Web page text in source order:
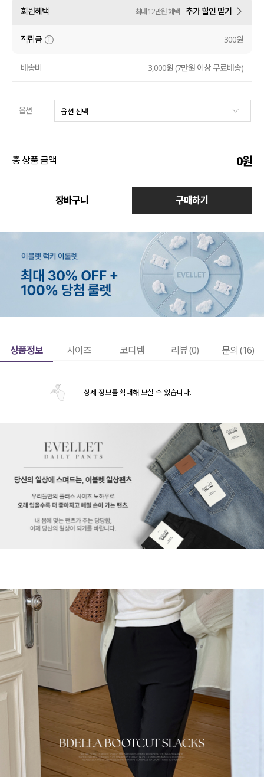
수영복
아우터
코디템
회원혜택 최대 12만원 혜택 추가 할인 받기
적립금 300원
배송비 3,000원 (7만원 이상 무료배송)
옵션
총 상품 금액 0원
장바구니 구매하기
상품정보 사이즈 코디템 리뷰 (0) 문의 (16)
상세 정보를 확대해 보실 수 있습니다.